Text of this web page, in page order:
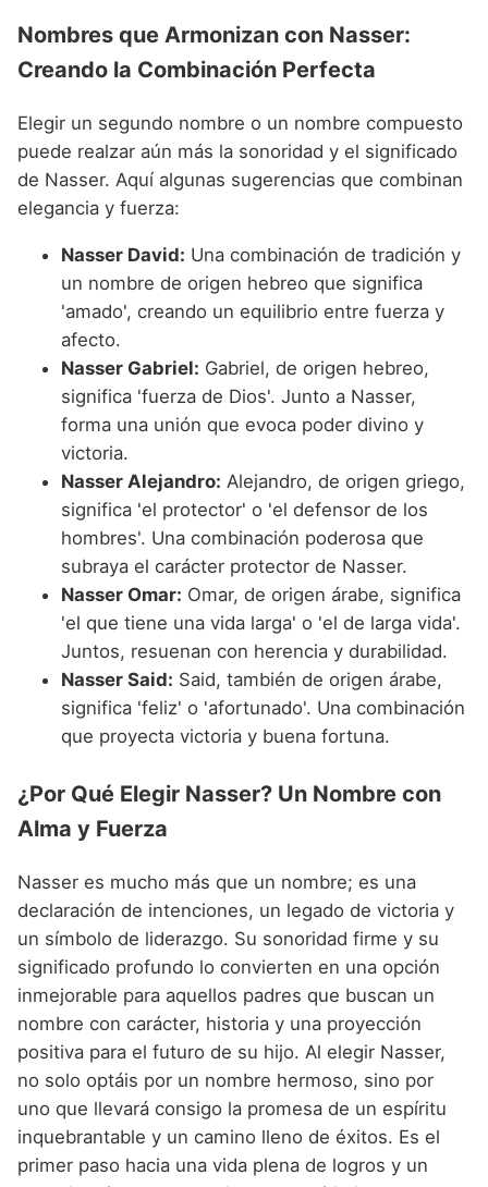
Nombres que Armonizan con Nasser:
Creando la Combinación Perfecta
Elegir un segundo nombre o un nombre compuesto
puede realzar aún más la sonoridad y el significado
de Nasser. Aquí algunas sugerencias que combinan
elegancia y fuerza:
Nasser David: Una combinación de tradición y
un nombre de origen hebreo que significa
'amado', creando un equilibrio entre fuerza y
afecto.
Nasser Gabriel: Gabriel, de origen hebreo,
significa 'fuerza de Dios'. Junto a Nasser,
forma una unión que evoca poder divino y
victoria.
Nasser Alejandro: Alejandro, de origen griego,
significa 'el protector' o 'el defensor de los
hombres'. Una combinación poderosa que
subraya el carácter protector de Nasser.
Nasser Omar: Omar, de origen árabe, significa
'el que tiene una vida larga' o 'el de larga vida'.
Juntos, resuenan con herencia y durabilidad.
Nasser Said: Said, también de origen árabe,
significa 'feliz' o 'afortunado'. Una combinación
que proyecta victoria y buena fortuna.
¿Por Qué Elegir Nasser? Un Nombre con
Alma y Fuerza
Nasser es mucho más que un nombre; es una
declaración de intenciones, un legado de victoria y
un símbolo de liderazgo. Su sonoridad firme y su
significado profundo lo convierten en una opción
inmejorable para aquellos padres que buscan un
nombre con carácter, historia y una proyección
positiva para el futuro de su hijo. Al elegir Nasser,
no solo optáis por un nombre hermoso, sino por
uno que llevará consigo la promesa de un espíritu
inquebrantable y un camino lleno de éxitos. Es el
primer paso hacia una vida plena de logros y un